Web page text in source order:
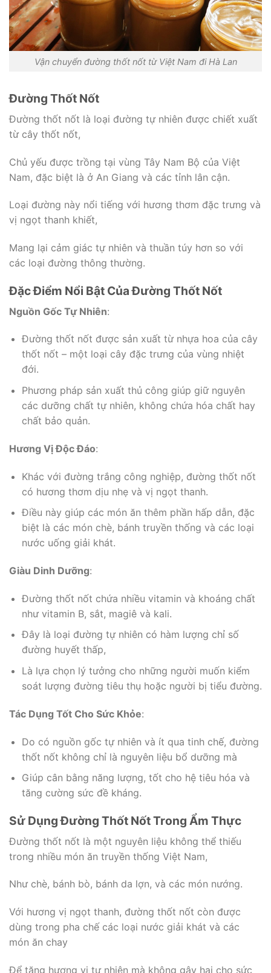
Vận chuyển đường thốt nốt từ Việt Nam đi Hà Lan
Đường Thốt Nốt
Đường thốt nốt là loại đường tự nhiên được chiết xuất
từ cây thốt nốt,
Chủ yếu được trồng tại vùng Tây Nam Bộ của Việt
Nam, đặc biệt là ở An Giang và các tỉnh lân cận.
Loại đường này nổi tiếng với hương thơm đặc trưng và
vị ngọt thanh khiết,
Mang lại cảm giác tự nhiên và thuần túy hơn so với
các loại đường thông thường.
Đặc Điểm Nổi Bật Của Đường Thốt Nốt
Nguồn Gốc Tự Nhiên:
Đường thốt nốt được sản xuất từ nhựa hoa của cây
thốt nốt – một loại cây đặc trưng của vùng nhiệt
đới.
Phương pháp sản xuất thủ công giúp giữ nguyên
các dưỡng chất tự nhiên, không chứa hóa chất hay
chất bảo quản.
Hương Vị Độc Đáo:
Khác với đường trắng công nghiệp, đường thốt nốt
có hương thơm dịu nhẹ và vị ngọt thanh.
Điều này giúp các món ăn thêm phần hấp dẫn, đặc
biệt là các món chè, bánh truyền thống và các loại
nước uống giải khát.
Giàu Dinh Dưỡng:
Đường thốt nốt chứa nhiều vitamin và khoáng chất
như vitamin B, sắt, magiê và kali.
Đây là loại đường tự nhiên có hàm lượng chỉ số
đường huyết thấp,
Là lựa chọn lý tưởng cho những người muốn kiểm
soát lượng đường tiêu thụ hoặc người bị tiểu đường.
Tác Dụng Tốt Cho Sức Khỏe:
Do có nguồn gốc tự nhiên và ít qua tinh chế, đường
thốt nốt không chỉ là nguyên liệu bổ dưỡng mà
Giúp cân bằng năng lượng, tốt cho hệ tiêu hóa và
tăng cường sức đề kháng.
Sử Dụng Đường Thốt Nốt Trong Ẩm Thực
Đường thốt nốt là một nguyên liệu không thể thiếu
trong nhiều món ăn truyền thống Việt Nam,
Như chè, bánh bò, bánh da lợn, và các món nướng.
Với hương vị ngọt thanh, đường thốt nốt còn được
dùng trong pha chế các loại nước giải khát và các
món ăn chay
Để tăng hương vị tự nhiên mà không gây hại cho sức